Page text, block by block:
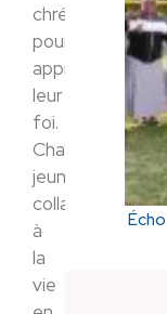
chrétien
pour
approfondir
leur
foi.
Chaque
jeune
collabore
à
la
vie